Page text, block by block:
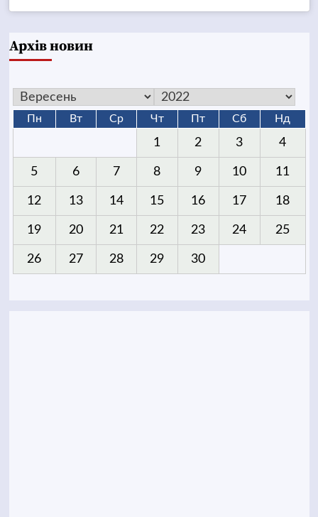
Архів новин
Пн Вт Ср Чт Пт Сб Нд
1 2 3 4
5 6 7 8 9 10 11
12 13 14 15 16 17 18
19 20 21 22 23 24 25
26 27 28 29 30